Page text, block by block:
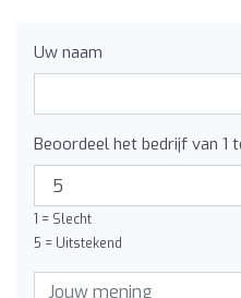
Uw naam
Beoordeel het bedrijf van 1
1 = Slecht
5 = Uitstekend